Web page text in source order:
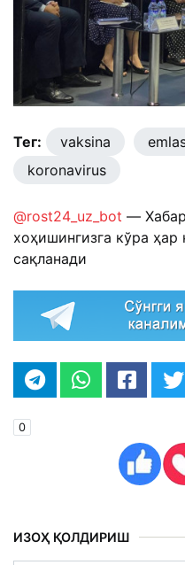
Тег: vaksina
koronavirus
@rost24_uz_bot — Хабар
хоҳишингизга кўра
сақланади
0
ИЗОҲ ҚОЛДИРИШ